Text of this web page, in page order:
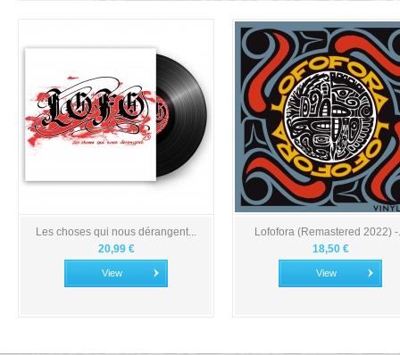
Les choses qui nous dérangent...
20,99 €
View
Lofofora (Remastered 2022) -
18,50 €
View